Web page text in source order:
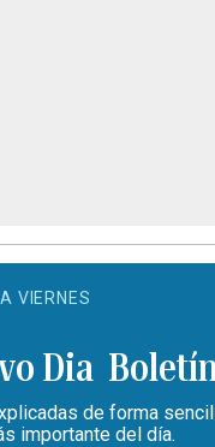
VIERNES
de forma
importante del día.